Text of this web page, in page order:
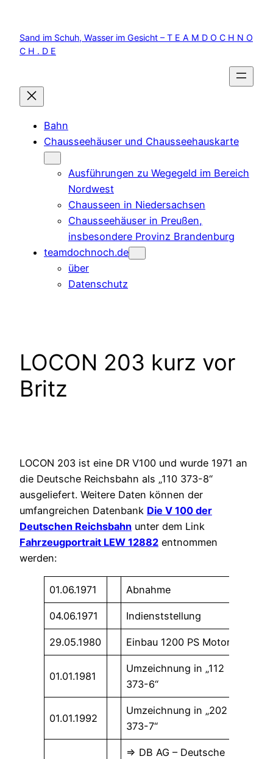
springen
Sand im Schuh, Wasser im Gesicht – T E A M D O C H N O
C H . D E
Bahn
Chausseehäuser und Chausseehauskarte
Ausführungen zu Wegegeld im Bereich
Nordwest
Chausseen in Niedersachsen
Chausseehäuser in Preußen,
insbesondere Provinz Brandenburg
teamdochnoch.de
über
Datenschutz
LOCON 203 kurz vor
Britz
LOCON 203 ist eine DR V100 und wurde 1971 an
die Deutsche Reichsbahn als „110 373-8“
ausgeliefert. Weitere Daten können der
umfangreichen Datenbank Die V 100 der
Deutschen Reichsbahn unter dem Link
Fahrzeugportrait LEW 12882 entnommen
werden:
01.06.1971 Abnahme
04.06.1971 Indienststellung
29.05.1980 Einbau 1200 PS Motor
01.01.1981
Umzeichnung in „112
373-6“
01.01.1992
Umzeichnung in „202
373-7“
=> DB AG – Deutsche